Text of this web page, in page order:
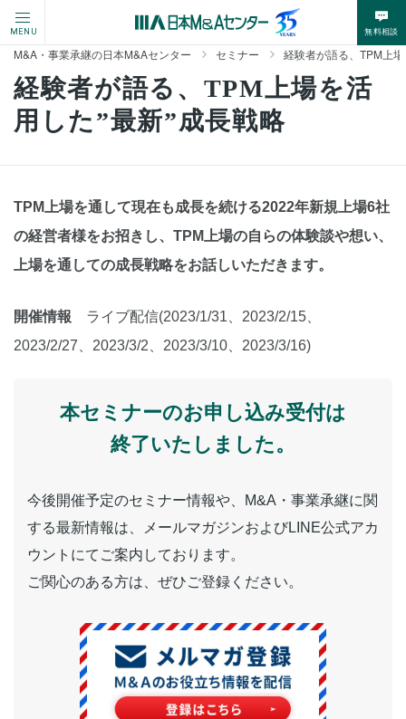
MENU 無料相談
M&A・事業承継の日本M&Aセンター セミナー 経験者が語る、TPM上
経験者が語る、TPM上場を活
用した”最新”成長戦略
TPM上場を通して現在も成長を続ける2022年新規上場6社
の経営者様をお招きし、TPM上場の自らの体験談や想い、
上場を通しての成長戦略をお話しいただきます。
開催情報 ライブ配信(2023/1/31、2023/2/15、
2023/2/27、2023/3/2、2023/3/10、2023/3/16)
本セミナーのお申し込み受付は
終了いたしました。
今後開催予定のセミナー情報や、M&A・事業承継に関
する最新情報は、メールマガジンおよびLINE公式アカ
ウントにてご案内しております。
ご関心のある方は、ぜひご登録ください。